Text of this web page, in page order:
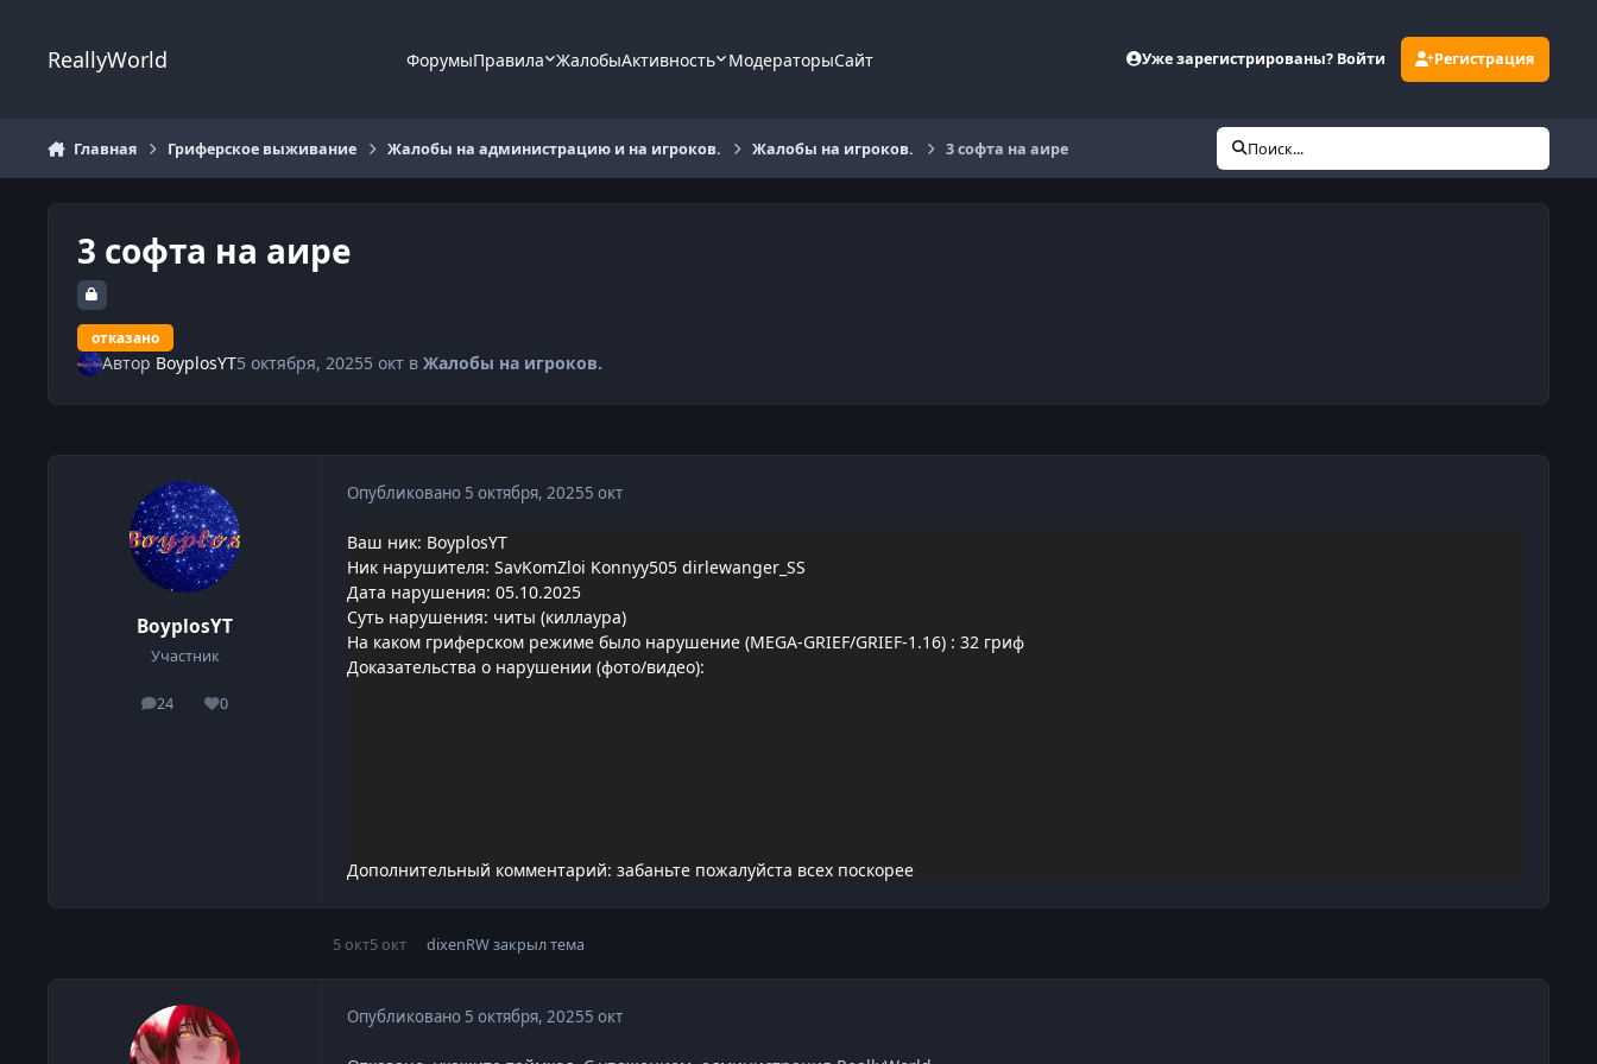
ReallyWorld ФорумыПравила ЖалобыАктивность МодераторыСайт Уже зарегистрированы? Войти Регистрация
Главная Гриферское выживание Жалобы на администрацию и на игроков. Жалобы на игроков. 3 cофта на аире Поиск...
3 cофта на аире
отказано
Автор BoyplosYT5 октября, 20255 октв Жалобы на игроков.
BoyplosYT
Участник
24
сообщения
0
Репутация
Опубликовано 5 октября, 20255 окт
Ваш ник: BoyplosYT
Ник нарушителя: SavKomZloi Konnyy505 dirlewanger_SS
Дата нарушения: 05.10.2025
Суть нарушения: читы (киллаура)
На каком гриферском режиме было нарушение (MEGA-GRIEF/GRIEF-1.16) : 32 гриф
Доказательства о нарушении (фото/видео):
Дополнительный комментарий: забаньте пожалуйста всех поскорее
5 окт5 окт dixenRWзакрыл тема
Опубликовано 5 октября, 20255 окт